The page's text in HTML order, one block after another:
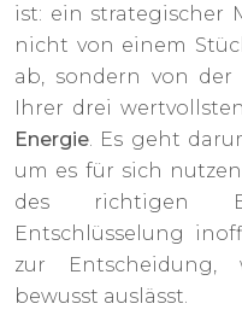
ist: ein strategischer
nicht von einem
ab, sondern von
Ihrer drei
Energie . Es geht
um es für sich
des richtigen
Entschlüsselung
zur Entscheidung,
bewusst auslässt.